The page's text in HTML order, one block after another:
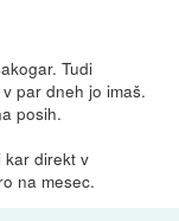
Tudi
par dneh jo imaš.
posih.
kar direkt v
na mesec.